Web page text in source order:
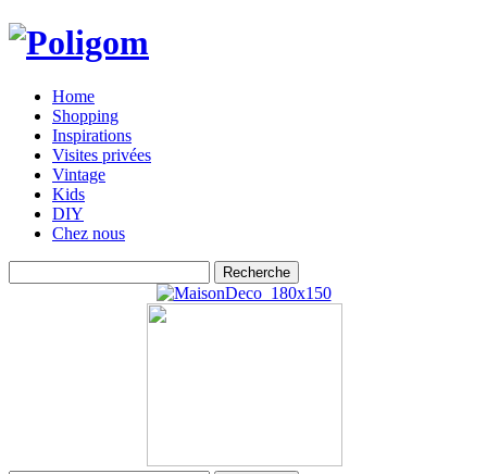
Home
Shopping
Inspirations
Visites privées
Vintage
Kids
DIY
Chez nous